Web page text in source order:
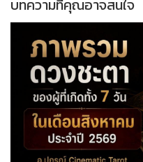
บทความที่คุณอาจสนใจ